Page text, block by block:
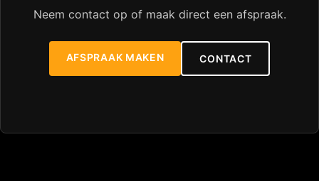
Neem contact op of maak direct een afspraak.
AFSPRAAK MAKEN CONTACT